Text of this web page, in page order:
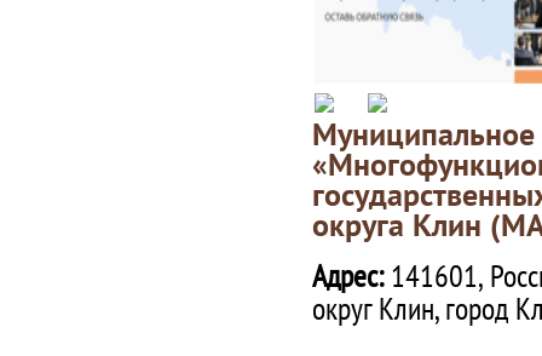
округа Клин
Адрес:141601,
округ Клин, город